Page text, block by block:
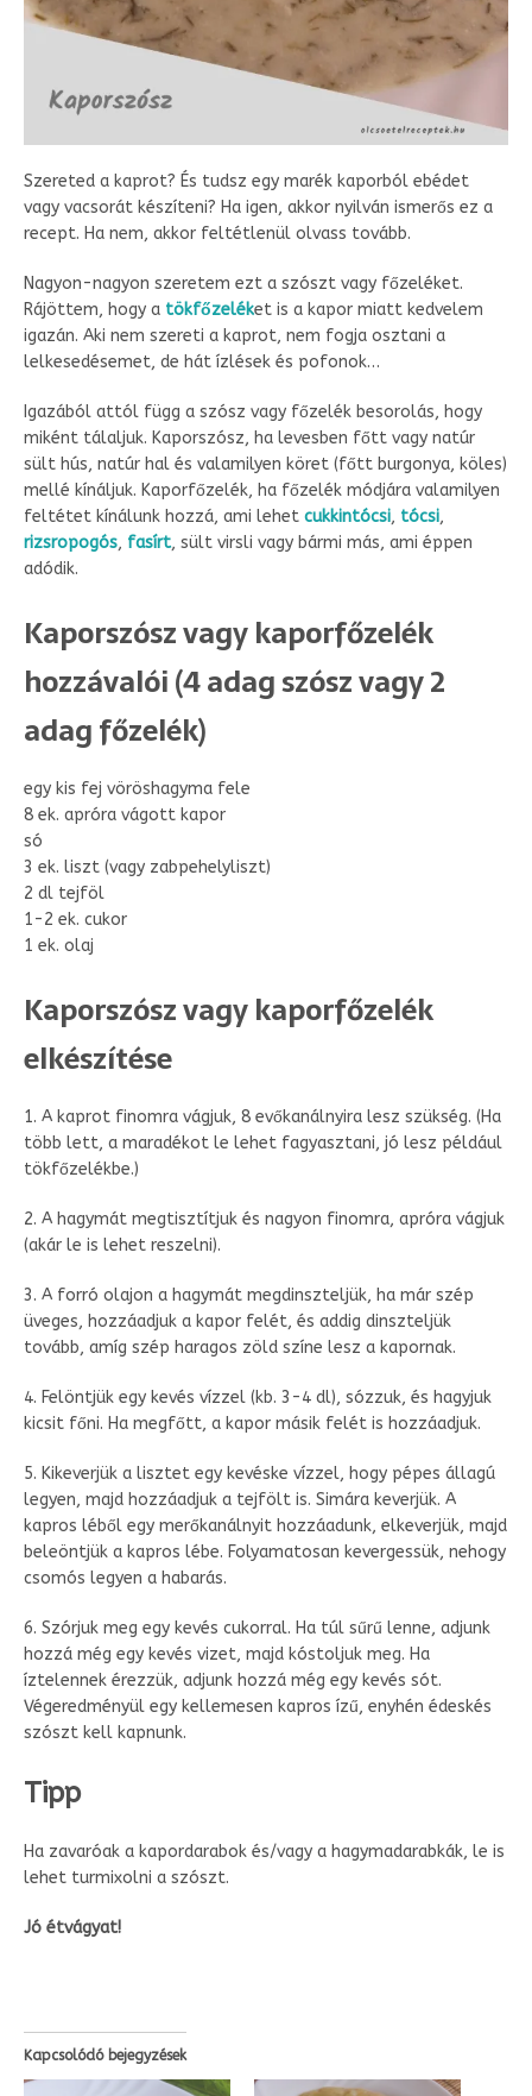
Szereted a kaprot? És tudsz egy marék kaporból ebédet
vagy vacsorát készíteni? Ha igen, akkor nyilván ismerős ez a
recept. Ha nem, akkor feltétlenül olvass tovább.
Nagyon-nagyon szeretem ezt a szószt vagy főzeléket.
Rájöttem, hogy a tökfőzeléket is a kapor miatt kedvelem
igazán. Aki nem szereti a kaprot, nem fogja osztani a
lelkesedésemet, de hát ízlések és pofonok…
Igazából attól függ a szósz vagy főzelék besorolás, hogy
miként tálaljuk. Kaporszósz, ha levesben főtt vagy natúr
sült hús, natúr hal és valamilyen köret (főtt burgonya, köles)
mellé kínáljuk. Kaporfőzelék, ha főzelék módjára valamilyen
feltétet kínálunk hozzá, ami lehet cukkintócsi, tócsi,
rizsropogós, fasírt, sült virsli vagy bármi más, ami éppen
adódik.
Kaporszósz vagy kaporfőzelék
hozzávalói (4 adag szósz vagy 2
adag főzelék)
egy kis fej vöröshagyma fele
8 ek. apróra vágott kapor
só
3 ek. liszt (vagy zabpehelyliszt)
2 dl tejföl
1-2 ek. cukor
1 ek. olaj
Kaporszósz vagy kaporfőzelék
elkészítése
1. A kaprot finomra vágjuk, 8 evőkanálnyira lesz szükség. (Ha
több lett, a maradékot le lehet fagyasztani, jó lesz például
tökfőzelékbe.)
2. A hagymát megtisztítjuk és nagyon finomra, apróra vágjuk
(akár le is lehet reszelni).
3. A forró olajon a hagymát megdinszteljük, ha már szép
üveges, hozzáadjuk a kapor felét, és addig dinszteljük
tovább, amíg szép haragos zöld színe lesz a kapornak.
4. Felöntjük egy kevés vízzel (kb. 3-4 dl), sózzuk, és hagyjuk
kicsit főni. Ha megfőtt, a kapor másik felét is hozzáadjuk.
5. Kikeverjük a lisztet egy kevéske vízzel, hogy pépes állagú
legyen, majd hozzáadjuk a tejfölt is. Simára keverjük. A
kapros léből egy merőkanálnyit hozzáadunk, elkeverjük, majd
beleöntjük a kapros lébe. Folyamatosan kevergessük, nehogy
csomós legyen a habarás.
6. Szórjuk meg egy kevés cukorral. Ha túl sűrű lenne, adjunk
hozzá még egy kevés vizet, majd kóstoljuk meg. Ha
íztelennek érezzük, adjunk hozzá még egy kevés sót.
Végeredményül egy kellemesen kapros ízű, enyhén édeskés
szószt kell kapnunk.
Tipp
Ha zavaróak a kapordarabok és/vagy a hagymadarabkák, le is
lehet turmixolni a szószt.
Jó étvágyat!
Kapcsolódó bejegyzések